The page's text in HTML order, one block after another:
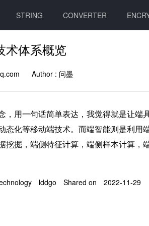
STRING CONVERTER
术体系概览
Author : 问墨
，用一句话简单表达，我觉得就是让
态化等移动端技术。而端智能则是利
挖掘，端侧特征计算，端侧样本计算
lddgo Shared on 2022-11-29